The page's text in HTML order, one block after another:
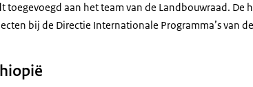
aan het team van de Landbouwraad. De
bij de Directie Internationale Programma’s van